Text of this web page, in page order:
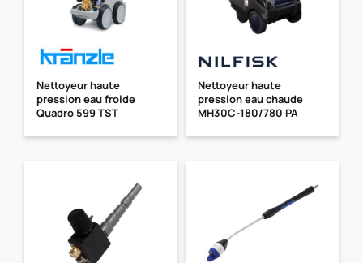
Nettoyeur haute
pression eau froide
Quadro 599 TST
Nettoyeur haute
pression eau chaude
MH30C-180/780 PA